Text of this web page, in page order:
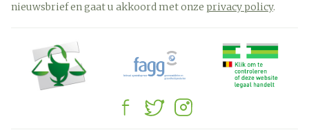
nieuwsbrief en gaat u akkoord met onze privacy policy.